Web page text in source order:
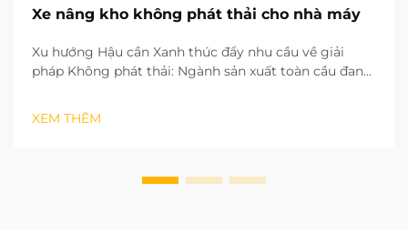
Xe nâng kho không phát thải cho nhà máy
Xu hướng Hậu cần Xanh thúc đẩy nhu cầu về giải
pháp Không phát thải: Ngành sản xuất toàn cầu đang
và ít carbon. Các quy trình hậu cần còn lại trong nhà
máy đóng vai trò then chốt trong việc đạt được mục
XEM THÊM